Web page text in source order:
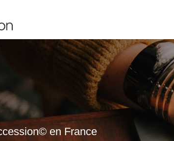
en France